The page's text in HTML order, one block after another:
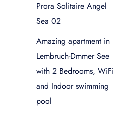
Prora Solitaire Angel
Sea 02
Amazing apartment in
Lembruch-Dmmer See
with 2 Bedrooms, WiFi
and Indoor swimming
pool